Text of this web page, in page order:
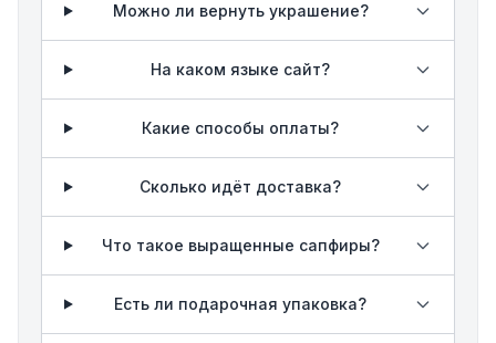
Можно ли вернуть украшение?
На каком языке сайт?
Какие способы оплаты?
Сколько идёт доставка?
Что такое выращенные сапфиры?
Есть ли подарочная упаковка?